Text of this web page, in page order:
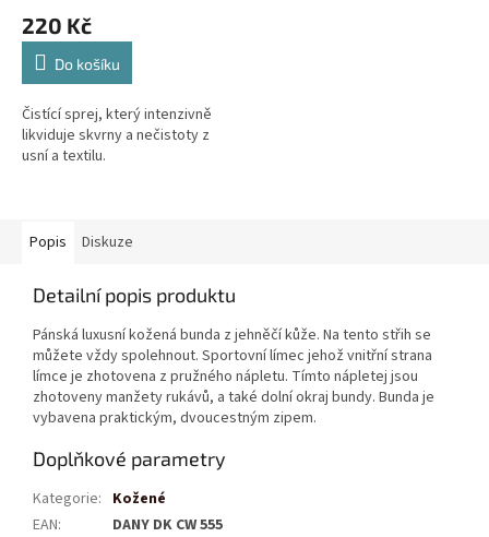
220 Kč
Do košíku
Čistící sprej, který intenzivně
likviduje skvrny a nečistoty z
usní a textilu.
Popis Diskuze
Detailní popis produktu
Pánská luxusní kožená bunda z jehněčí kůže. Na tento střih se
můžete vždy spolehnout. Sportovní límec jehož vnitřní strana
límce je zhotovena z pružného nápletu. Tímto nápletej jsou
zhotoveny manžety rukávů, a také dolní okraj bundy. Bunda je
vybavena praktickým, dvoucestným zipem.
Doplňkové parametry
Kategorie: Kožené
EAN:
DANY DK CW 555